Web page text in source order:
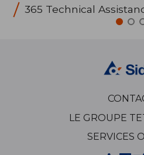
365 Technical
LE GROUPE
SERVICES